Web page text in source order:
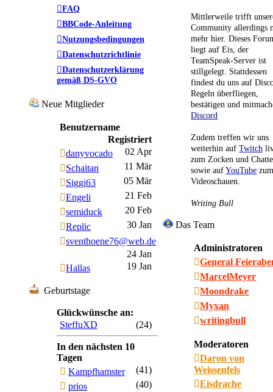
FAQ
BBCode-Anleitung
Nutzungsbedingungen
Datenschutzrichtlinie
Datenschutzerklärung
gemäß DS-GVO
Neue Mitglieder
Benutzername
Registriert
danyvocado
02 Apr
Schaitan
11 Mär
Siggi63
05 Mär
Engeli
21 Feb
semiduck
20 Feb
Replic
30 Jan
sventhoene76@web.de
24 Jan
Hallas
19 Jan
Geburtstage
Glückwünsche an:
SteffuXD
(24)
In den nächsten 10
Tagen
Kampfhamster
(41)
prios
(40)
Mittlerweile trifft
Community allerdings
mehr hier. Dieses
liegt auf Eis, der
TeamSpeak-Server ist
stillgelegt. Stattdessen
findest du uns auf
Regeln überfliegen,
bestätigen und
Discord
Zudem treffen wir uns
weiterhin aufTwitch
zum Zocken und
sowie aufYouTube
Videoschauen.
Writing Bull
Das Team
Administratoren
General
MarcelMeyer
Moondrake
Myxan
writingbull
Moderatoren
Daron von
Weissenfels
Eisdrache